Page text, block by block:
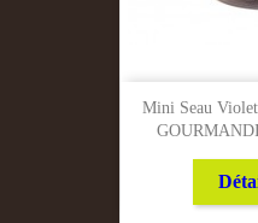
Mini Seau